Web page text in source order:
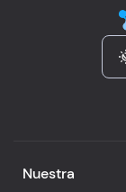
Nuestra